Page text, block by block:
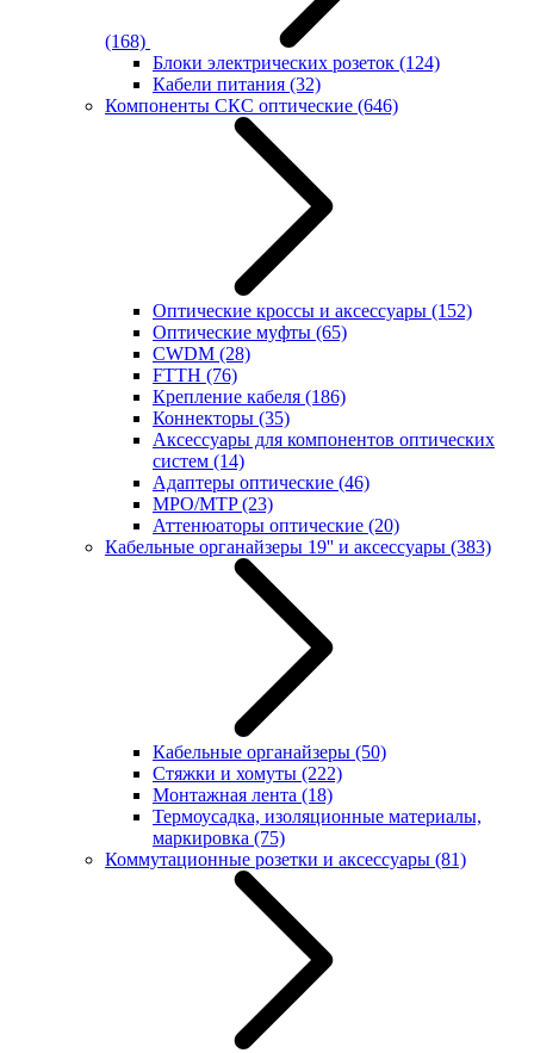
(168)
Блоки электрических розеток (124)
Кабели питания (32)
Компоненты СКС оптические (646)
Оптические кроссы и аксессуары (152)
Оптические муфты (65)
CWDM (28)
FTTH (76)
Крепление кабеля (186)
Коннекторы (35)
Аксессуары для компонентов оптических
систем (14)
Адаптеры оптические (46)
MPO/MTP(23)
Аттенюаторы оптические (20)
Кабельные органайзеры 19'' и аксессуары (383)
Кабельные органайзеры (50)
Стяжки и хомуты (222)
Монтажная лента (18)
Термоусадка, изоляционные материалы,
маркировка (75)
Коммутационные розетки и аксессуары (81)